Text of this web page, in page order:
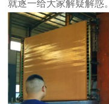
就逐一给大家解疑解惑。